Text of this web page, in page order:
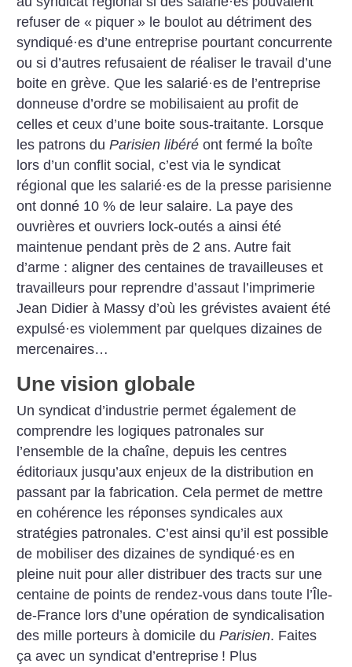
refuser de « piquer » le boulot au détriment des
syndiqué·es d’une entreprise pourtant concurrente
ou si d’autres refusaient de réaliser le travail d’une
boite en grève. Que les salarié·es de l’entreprise
donneuse d’ordre se mobilisaient au profit de
celles et ceux d’une boite sous-traitante. Lorsque
les patrons duParisien libéré ont fermé la boîte
lors d’un conflit social, c’est via le syndicat
régional que les salarié·es de la presse parisienne
ont donné 10 % de leur salaire. La paye des
ouvrières et ouvriers lock-outés a ainsi été
maintenue pendant près de 2 ans. Autre fait
d’arme : aligner des centaines de travailleuses et
travailleurs pour reprendre d’assaut l’imprimerie
Jean Didier à Massy d’où les grévistes avaient été
expulsé·es violemment par quelques dizaines de
mercenaires…
Une vision globale
Un syndicat d’industrie permet également de
comprendre les logiques patronales sur
l’ensemble de la chaîne, depuis les ­centres
éditoriaux jusqu’aux enjeux de la distribution en
passant par la fabrication. Cela permet de mettre
en cohérence les réponses syndicales aux
stratégies patronales. C’est ainsi qu’il est possible
de mobiliser des dizaines de syndiqué·es en
pleine nuit pour aller distribuer des tracts sur une
centaine de points de rendez-vous dans toute l’Île-
de-France lors d’une opération de syndicalisation
des mille porteurs à domicile duParisien. Faites
ça avec un syndicat d’entreprise ! Plus